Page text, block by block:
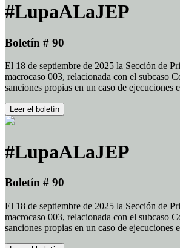
#LupaALaJEP
Boletín # 90
El 18 de septiembre de 2025 la Sección de
macrocaso 003, relacionada con el subcaso
sanciones propias en un caso de
Leer el boletín
#LupaALaJEP
Boletín # 90
El 18 de septiembre de 2025 la Sección de
macrocaso 003, relacionada con el subcaso
sanciones propias en un caso de